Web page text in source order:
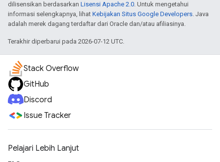
dilisensikan berdasarkan Lisensi Apache 2.0. Untuk mengetahui
informasi selengkapnya, lihat Kebijakan Situs Google Developers. Java
adalah merek dagang terdaftar dari Oracle dan/atau afiliasinya.
Terakhir diperbarui pada 2026-07-12 UTC.
Stack Overflow
GitHub
Discord
Issue Tracker
Pelajari Lebih Lanjut